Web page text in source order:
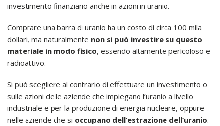
investimento finanziario anche in azioni in uranio.
Comprare una barra di uranio ha un costo di circa 100 mila
dollari, ma naturalmente non si può investire su questo
materiale in modo fisico, essendo altamente pericoloso e
radioattivo.
Si può scegliere al contrario di effettuare un investimento o
sulle azioni delle aziende che impiegano l’uranio a livello
industriale e per la produzione di energia nucleare, oppure
nelle aziende che si occupano dell’estrazione dell’uranio.